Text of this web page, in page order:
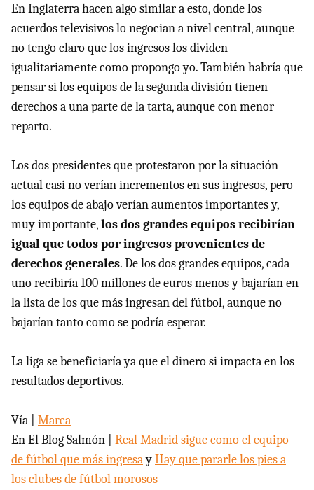
En Inglaterra hacen algo similar a esto, donde los
acuerdos televisivos lo negocian a nivel central, aunque
no tengo claro que los ingresos los dividen
igualitariamente como propongo yo. También habría que
pensar si los equipos de la segunda división tienen
derechos a una parte de la tarta, aunque con menor
reparto.
Los dos presidentes que protestaron por la situación
actual casi no verían incrementos en sus ingresos, pero
los equipos de abajo verían aumentos importantes y,
muy importante,los dos grandes equipos recibirían
igual que todos por ingresos provenientes de
derechos generales. De los dos grandes equipos, cada
uno recibiría 100 millones de euros menos y bajarían en
la lista de los que más ingresan del fútbol, aunque no
bajarían tanto como se podría esperar.
La liga se beneficiaría ya que el dinero si impacta en los
resultados deportivos.
Vía | Marca
En El Blog Salmón | Real Madrid sigue como el equipo
de fútbol que más ingresayHay que pararle los pies a
los clubes de fútbol morosos